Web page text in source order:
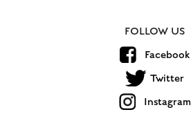
FOLLOW US
Facebook
Twitter
Instagram